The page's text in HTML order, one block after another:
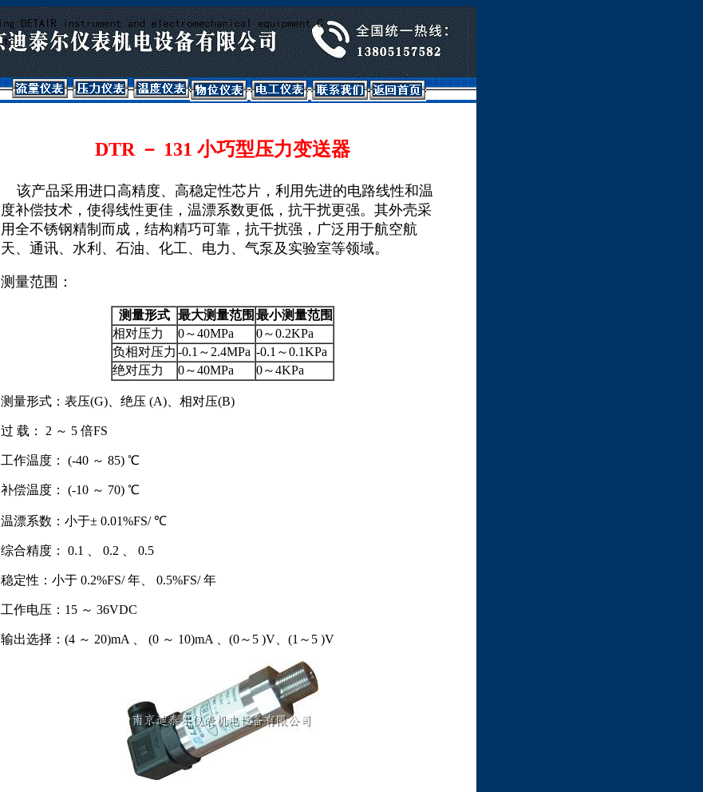
DTR － 131 小巧型压力变送器
该产品采用进口高精度、高稳定性芯片，利用先进的电路线性和温
度补偿技术，使得线性更佳，温漂系数更低，抗干扰更强。其外壳采
用全不锈钢精制而成，结构精巧可靠，抗干扰强，广泛用于航空航
天、通讯、水利、石油、化工、电力、气泵及实验室等领域。
测量范围：
测量形式 最大测量范围 最小测量范围
相对压力
0～40MPa
0～0.2KPa
负相对压力 -0.1～2.4MPa -0.1～0.1KPa
绝对压力
0～40MPa 0～4KPa
测量形式：表压(G)、绝压 (A)、相对压(B)
过 载： 2 ～ 5 倍FS
工作温度： (-40 ～ 85) ℃
补偿温度： (-10 ～ 70) ℃
温漂系数：小于± 0.01%FS/ ℃
综合精度： 0.1 、 0.2 、 0.5
稳定性：小于 0.2%FS/ 年、 0.5%FS/ 年
工作电压：15 ～ 36VDC
输出选择：(4 ～ 20)mA 、 (0 ～ 10)mA 、(0～5 )V、(1～5 )V